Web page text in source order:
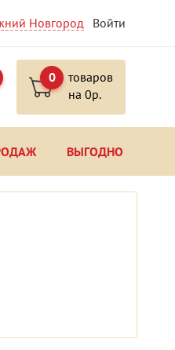
Новгород Войти
0
товаров
на 0р.
ВЫГОДНО